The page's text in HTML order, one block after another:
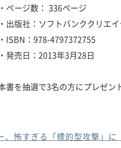
・ページ数： 336ページ
・出版社：ソフトバンククリエ
・ISBN：978-4797372755
・発売日：2013年3月28日
書を抽選で3名の方にプレゼン
、怖すぎる「標的型攻撃」